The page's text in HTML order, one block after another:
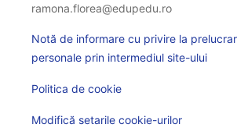
ramona.florea@edupedu.ro
Notă de informare cu privire la
personale prin intermediul site-ului
Politica de cookie
Modifică setarile cookie-urilor